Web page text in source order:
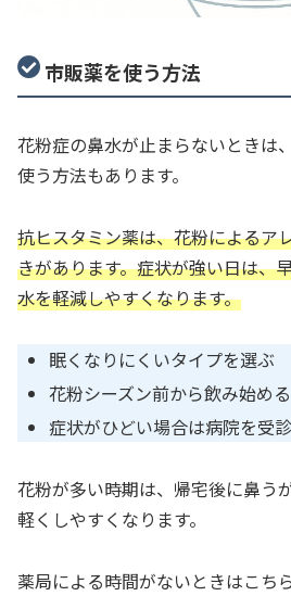
市販薬を使う方法
花粉症の鼻水が止まらないときは
使う方法もあります。
抗ヒスタミン薬は、花粉によるア
きがあります。症状が強い日は、
水を軽減しやすくなります。
眠くなりにくいタイプを選ぶ
花粉シーズン前から飲み始める
症状がひどい場合は病院を受
花粉が多い時期は、帰宅後に鼻う
軽くしやすくなります。
薬局による時間がないときはこち